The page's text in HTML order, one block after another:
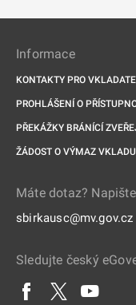
Informace
KONTAKTY PRO
PROHLÁŠENÍ O
PŘEKÁŽKY BRÁNÍCÍ
ŽÁDOST O VÝMAZ VKLADU
Máte dotaz?
sbirkausc@mv.gov.cz
Sledujte český